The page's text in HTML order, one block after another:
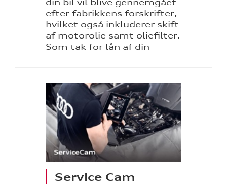
efter fabrikkens forskrifter,
hvilket også inkluderer skift
af motorolie samt oliefilter.
Som tak for lån af din
Service Cam